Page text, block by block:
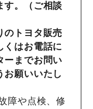
す。（ご相談
のトヨタ販売
くはお電話に
ーまでお問い
お願いいたし
障や点検、修